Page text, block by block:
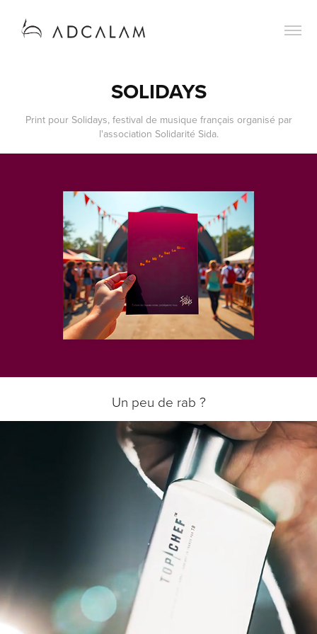
SOLIDAYS
Print pour Solidays, festival de musique français organisé par
l'association Solidarité Sida.
Un peu de rab ?
TB x TOP CHEF